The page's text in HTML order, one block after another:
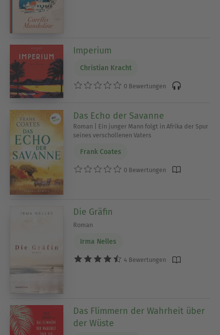
Imperium
Christian Kracht
0 Bewertungen
Das Echo der Savanne
Roman | Ein junger Mann folgt in Afrika der Spur
seines verschollenen Vaters
Frank Coates
0 Bewertungen
Die Gräfin
Roman
Irma Nelles
4 Bewertungen
Das Flimmern der Wahrheit über
der Wüste